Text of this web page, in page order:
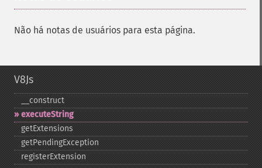
Não há notas de usuários para esta página.
V8Js
_​_​construct
executeString
getExtensions
getPendingException
registerExtension